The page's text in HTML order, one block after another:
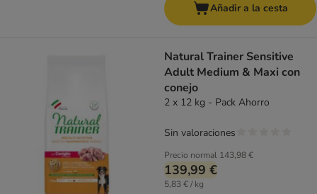
Añadir a la cesta
Natural Trainer Sensitive
Adult Medium & Maxi con
conejo
2 x 12 kg - Pack Ahorro
Precio normal 143,98 €
139,99 €
5,83 € / kg
Sin valoraciones